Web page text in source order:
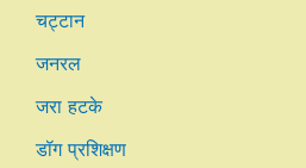
चट्टान
जनरल
जरा हटके
डॉग प्रशिक्षण